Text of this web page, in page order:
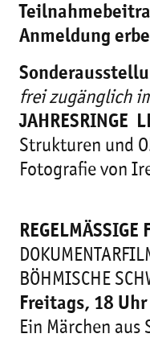
Anmeldung
frei zugänglich
JAHRESRINGE 
Strukturen und
Fotografie von
REGELMÄSSIGE
BÖHMISCHE
Freitags, 18 Uhr
Ein Märchen aus